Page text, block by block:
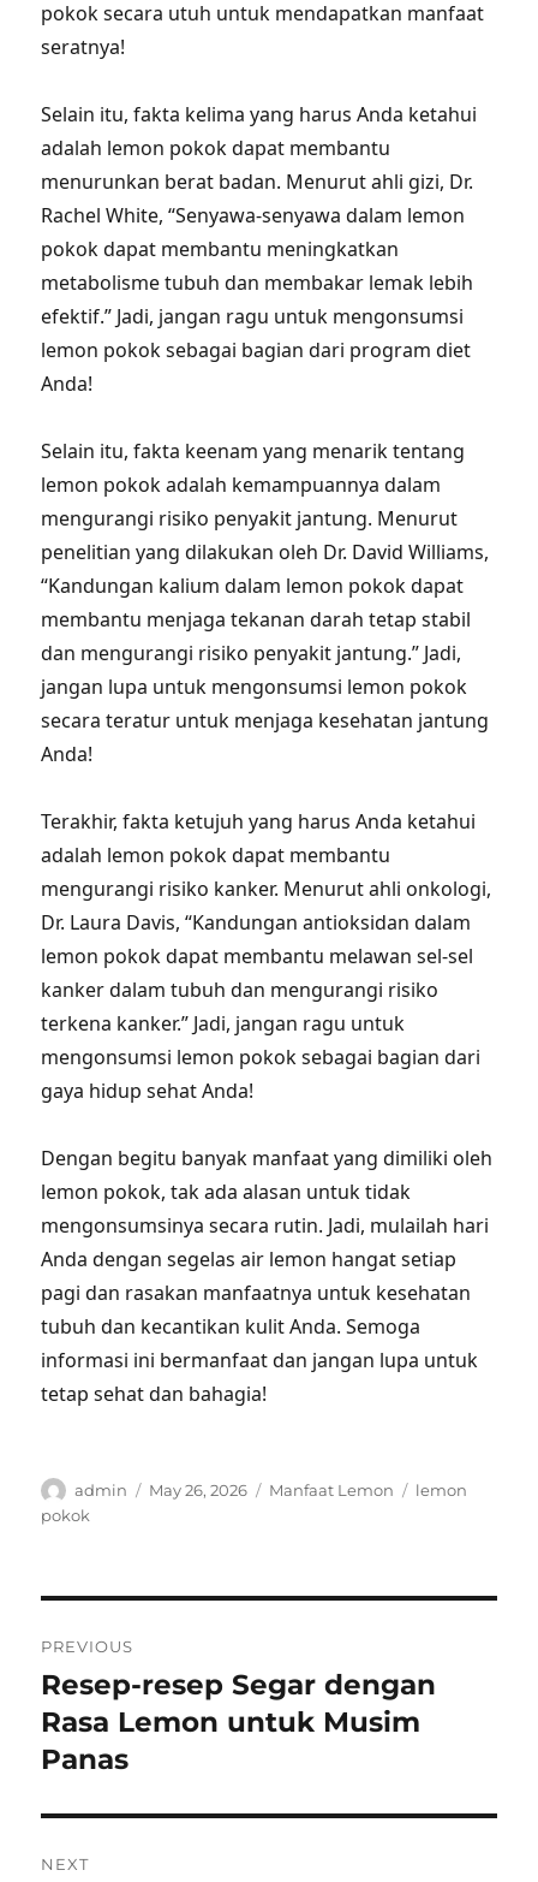
pokok secara utuh untuk mendapatkan manfaat
seratnya!
Selain itu, fakta kelima yang harus Anda ketahui
adalah lemon pokok dapat membantu
menurunkan berat badan. Menurut ahli gizi, Dr.
Rachel White, “Senyawa-senyawa dalam lemon
pokok dapat membantu meningkatkan
metabolisme tubuh dan membakar lemak lebih
efektif.” Jadi, jangan ragu untuk mengonsumsi
lemon pokok sebagai bagian dari program diet
Anda!
Selain itu, fakta keenam yang menarik tentang
lemon pokok adalah kemampuannya dalam
mengurangi risiko penyakit jantung. Menurut
penelitian yang dilakukan oleh Dr. David Williams,
“Kandungan kalium dalam lemon pokok dapat
membantu menjaga tekanan darah tetap stabil
dan mengurangi risiko penyakit jantung.” Jadi,
jangan lupa untuk mengonsumsi lemon pokok
secara teratur untuk menjaga kesehatan jantung
Anda!
Terakhir, fakta ketujuh yang harus Anda ketahui
adalah lemon pokok dapat membantu
mengurangi risiko kanker. Menurut ahli onkologi,
Dr. Laura Davis, “Kandungan antioksidan dalam
lemon pokok dapat membantu melawan sel-sel
kanker dalam tubuh dan mengurangi risiko
terkena kanker.” Jadi, jangan ragu untuk
mengonsumsi lemon pokok sebagai bagian dari
gaya hidup sehat Anda!
Dengan begitu banyak manfaat yang dimiliki oleh
lemon pokok, tak ada alasan untuk tidak
mengonsumsinya secara rutin. Jadi, mulailah hari
Anda dengan segelas air lemon hangat setiap
pagi dan rasakan manfaatnya untuk kesehatan
tubuh dan kecantikan kulit Anda. Semoga
informasi ini bermanfaat dan jangan lupa untuk
tetap sehat dan bahagia!
Author
admin
Posted
May 26, 2026 Categories
Manfaat Lemon Tags
lemon
pokok
navigation
PREVIOUS
Previous
post:
Resep-resep Segar dengan
Rasa Lemon untuk Musim
Panas
NEXT